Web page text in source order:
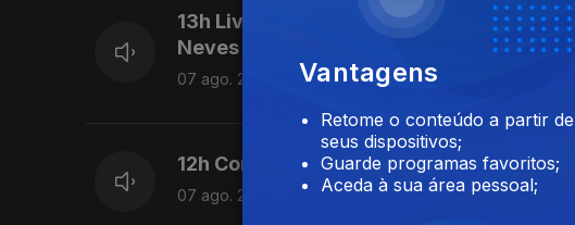
13h Livre pede a Montenegro que se
Neves
07 ago. 2026
12h Combustíveis vão baixar mais de 10
07 ago. 2026
Vantagens
Retome o conteúdo a partir
seus dispositivos;
Guarde programas favoritos;
Aceda à sua área pessoal;